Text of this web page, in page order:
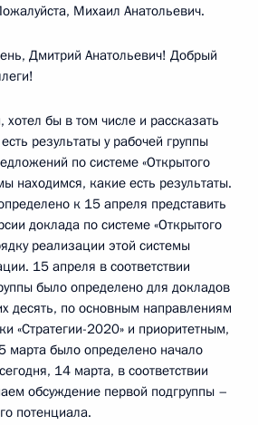
Михаил Анатольевич.
Дмитрий Анатольевич! Добрый
хотел бы в том числе и рассказать
результаты у рабочей группы
по системе «Открытого
находимся, какие есть результаты.
к 15 апреля представить
доклада по системе «Открытого
реализации этой системы
15 апреля в соответствии
было определено для докладов
десять, по основным направлениям
«Стратегии-2020» и приоритетным,
было определено начало
14 марта, в соответствии
обсуждение первой подгруппы –
потенциала.